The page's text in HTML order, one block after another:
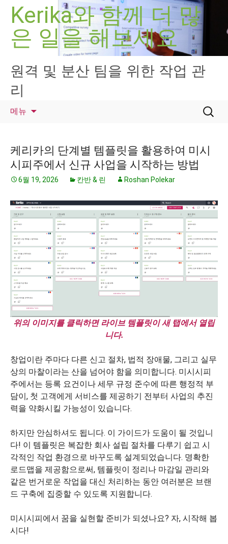
Kerika와 함께 더 많
은 일을 해보세요
원격 및 분산 팀을 위한 작업 관
리
메뉴
검
색:
케리카의 단계별 템플릿을 활용하여 미시
시피주에서 신규 사업을 시작하는 방법
6월 19, 2026 칸반 & 린 Roshan Polekar
위의 이미지를 클릭하면 라이브 템플릿이 새 탭에서 열립
니다.
창업이란 주마다 다른 신고 절차, 법적 장애물, 그리고 실무
상의 마찰이라는 산을 넘어야 함을 의미합니다. 미시시피
주에서는 등록 요건이나 세무 규정 준수에 따른 행정적 부
담이, 첫 고객에게 서비스를 제공하기 전부터 사업의 추진
력을 약화시킬 가능성이 있습니다.
하지만 안심하셔도 됩니다. 이 가이드가 도움이 될 것입니
다! 이 템플릿은 복잡한 회사 설립 절차를 다루기 쉽고 시
각적인 작업 환경으로 바꾸도록 설계되었습니다. 명확한
로드맵을 제공함으로써, 템플릿이 정리나 마감일 관리와
같은 번거로운 작업을 대신 처리하는 동안 여러분은 브랜
드 구축에 집중할 수 있도록 지원합니다.
미시시피에서 꿈을 실현할 준비가 되셨나요? 자, 시작해 봅
시다!